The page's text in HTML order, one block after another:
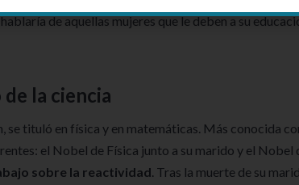
de aquellas mujeres que le deben a su
la ciencia
se tituló en física y en matemáticas. Más conocida
el Nobel de Física junto a su marido y el Nobel
sobre la reactividad. Tras la muerte de su